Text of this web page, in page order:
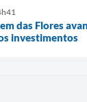
das Flores
investimentos